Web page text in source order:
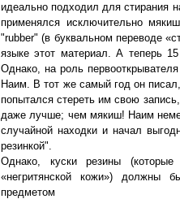
идеально подходил для стирания
применялся исключительно
"rubber" (в буквальном переводе
языке этот материал. А теперь
Однако, на роль
Наим. В тот же самый год он
попытался стереть им свою
даже лучше; чем мякиш! Наим
случайной находки и начал
резинкой".
Однако, куски резины
«негритянской кожи») должны
предметом